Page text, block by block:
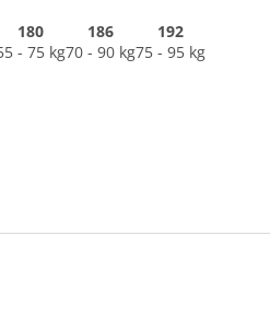
180 186
192
- 75 kg70 - 90 kg75 - 95 kg